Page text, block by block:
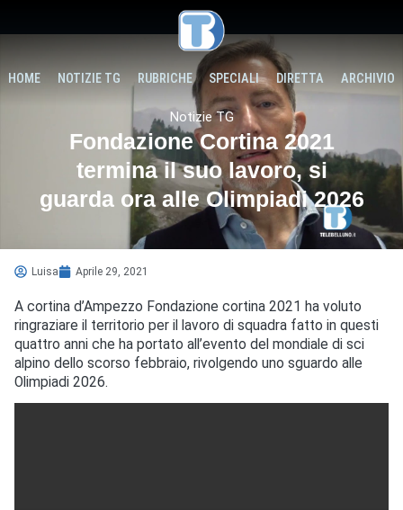
HOME NOTIZIE TG RUBRICHE SPECIALI DIRETTA ARCHIVIO
Notizie TG
Fondazione Cortina 2021
termina il suo lavoro, si
guarda ora alle Olimpiadi 2026
Luisa Aprile 29, 2021
A cortina d’Ampezzo Fondazione cortina 2021 ha voluto
ringraziare il territorio per il lavoro di squadra fatto in questi
quattro anni che ha portato all’evento del mondiale di sci
alpino dello scorso febbraio, rivolgendo uno sguardo alle
Olimpiadi 2026.